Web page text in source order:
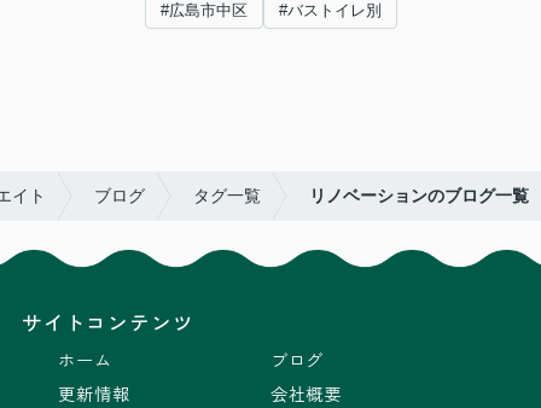
#広島市中区 #バストイレ別
イト ブログ タグ一覧 リノベーションのブログ一覧
サイトコンテンツ
ホーム
更新情報
ブログ
会社概要